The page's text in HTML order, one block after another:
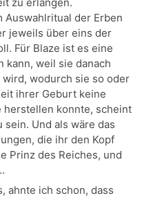
Auswahlritual der Erben
jeweils über eins der
Für Blaze ist es eine
kann, weil sie danach
wodurch sie so oder
ihrer Geburt keine
herstellen konnte, scheint
Und als wäre das
die ihr den Kopf
Prinz des Reiches, und
ahnte ich schon, dass